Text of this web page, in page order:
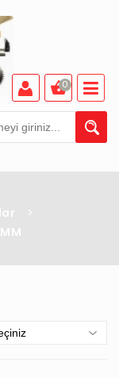
0
>